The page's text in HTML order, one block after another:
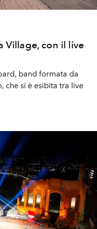
Village, con il live
band formata da
che si è esibita tra live